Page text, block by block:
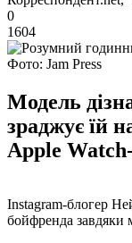
0
1604
Фото: Jam Press
Модель
зраджує їй
Apple
Instagram-блогер
бойфренда завдяки